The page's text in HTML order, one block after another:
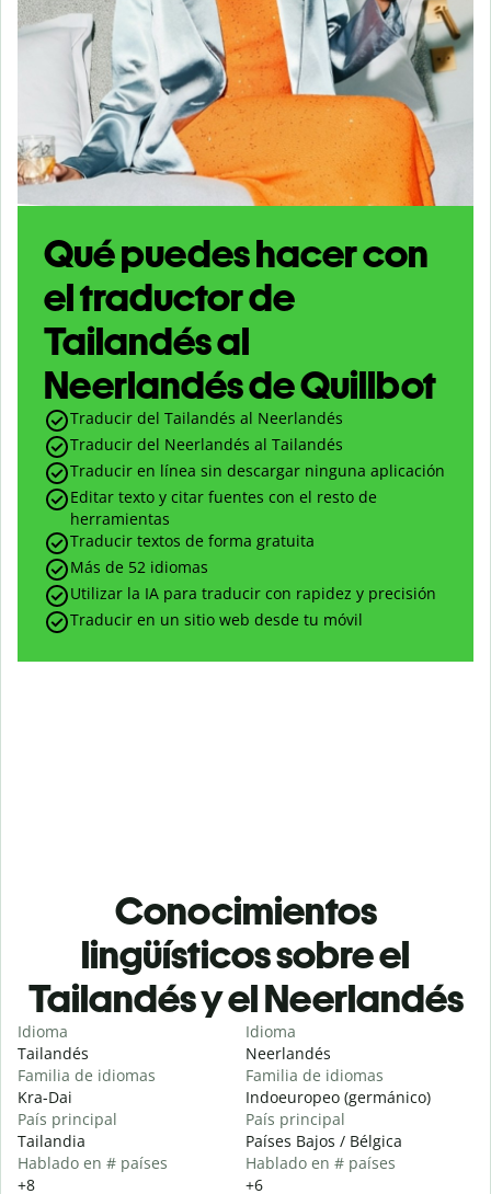
Qué puedes hacer con
el traductor de
Tailandés al
Neerlandés de Quillbot
Traducir del Tailandés al Neerlandés
Traducir del Neerlandés al Tailandés
Traducir en línea sin descargar ninguna aplicación
Editar texto y citar fuentes con el resto de
herramientas
Traducir textos de forma gratuita
Más de 52 idiomas
Utilizar la IA para traducir con rapidez y precisión
Traducir en un sitio web desde tu móvil
Conocimientos
lingüísticos sobre el
Tailandés y el Neerlandés
Idioma
Tailandés
Familia de idiomas
Kra-Dai
País principal
Tailandia
Hablado en # países
+8
Idioma
Neerlandés
Familia de idiomas
Indoeuropeo (germánico)
País principal
Países Bajos / Bélgica
Hablado en # países
+6